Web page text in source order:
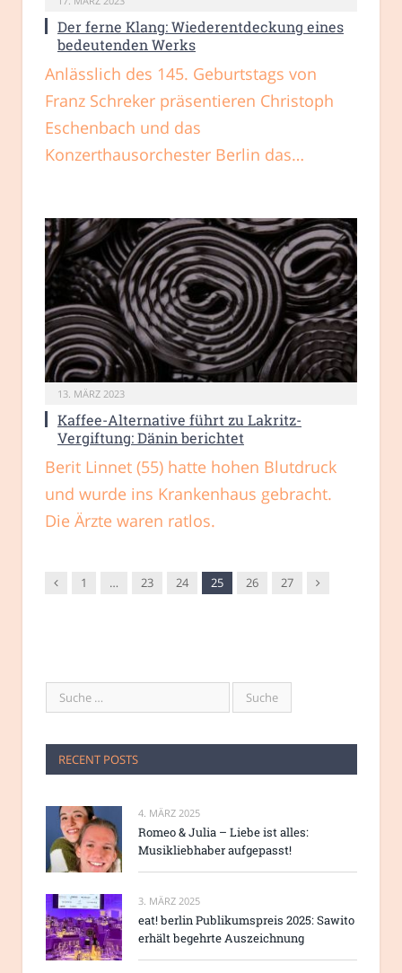
Der ferne Klang: Wiederentdeckung eines
bedeutenden Werks
Anlässlich des 145. Geburtstags von
Franz Schreker präsentieren Christoph
Eschenbach und das
Konzerthausorchester Berlin das…
13. MÄRZ 2023
Kaffee-Alternative führt zu Lakritz-
Vergiftung: Dänin berichtet
Berit Linnet (55) hatte hohen Blutdruck
und wurde ins Krankenhaus gebracht.
Die Ärzte waren ratlos.
Vorgänger
1 … 23 24 25 26 27 Nachfolger
RECENT POSTS
4. MÄRZ 2025
Romeo & Julia – Liebe ist alles:
Musikliebhaber aufgepasst!
3. MÄRZ 2025
eat! berlin Publikumspreis 2025: Sawito
erhält begehrte Auszeichnung